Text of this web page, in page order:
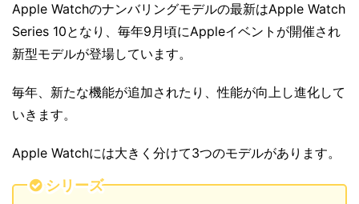
Apple Watchのナンバリングモデルの最新はApple Watch
Series 10となり、毎年9月頃にAppleイベントが開催され
新型モデルが登場しています。
毎年、新たな機能が追加されたり、性能が向上し進化して
いきます。
Apple Watchには大きく分けて3つのモデルがあります。
シリーズ